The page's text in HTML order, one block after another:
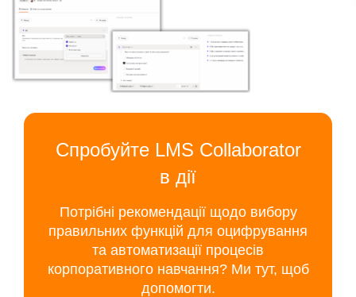
Спробуйте LMS Collaborator
в дії
Потрібні рекомендації щодо вибору
правильних функцій для оцифрування
та автоматизації процесів
корпоративного навчання? Ми тут, щоб
допомогти.